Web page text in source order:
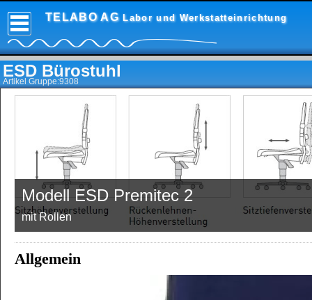
ESD Bürostuhl
Artikel Gruppe:9308
Modell ESD Premitec 2
mit Rollen
Allgemein
TELABO AGLabor und Werkstatteinrichtung